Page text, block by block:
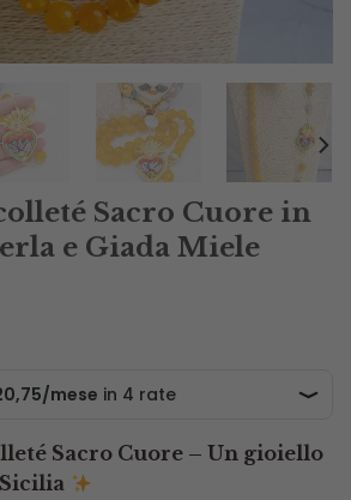
Sacro Cuore in
e Giada Miele
Sacro Cuore – Un gioiello